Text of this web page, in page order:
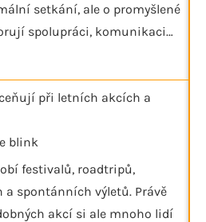
setkání, ale o promyšlené
spolupráci, komunikaci…
při letních akcích a
blink
festivalů, roadtripů,
a spontánních výletů. Právě
akcí si ale mnoho lidí